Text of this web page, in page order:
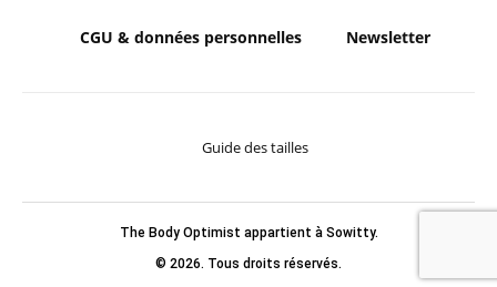
CGU & données personnelles Newsletter
Guide des tailles
The Body Optimist appartient à Sowitty.
© 2026. Tous droits réservés.